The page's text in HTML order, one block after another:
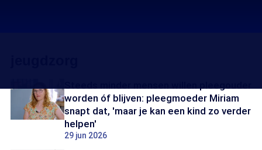
worden óf blijven: pleegmoeder Miriam
snapt dat, 'maar je kan een kind zo verder
helpen'
29 jun 2026